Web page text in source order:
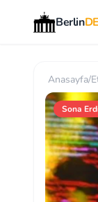
BerlinDE
Anasayfa/
Sona